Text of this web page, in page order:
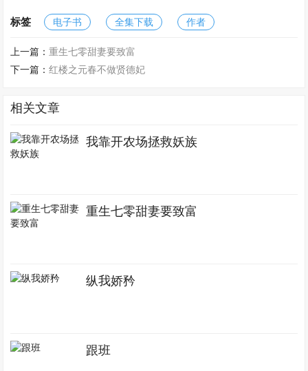
标签 电子书 全集下载 作者
上一篇：重生七零甜妻要致富
下一篇：红楼之元春不做贤德妃
相关文章
我靠开农场拯救妖族
重生七零甜妻要致富
纵我娇矜
跟班